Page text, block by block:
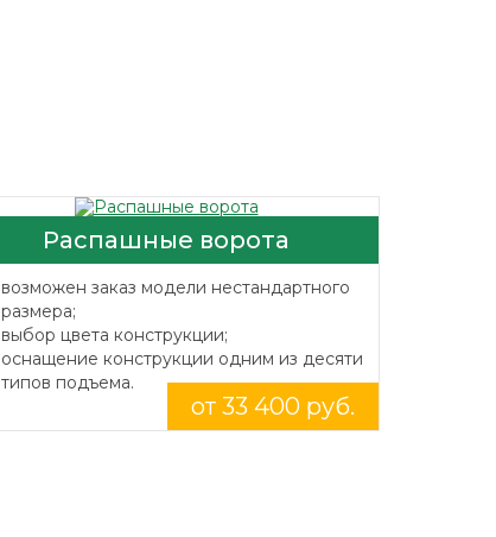
Распашные ворота
возможен заказ модели нестандартного
размера;
выбор цвета конструкции;
оснащение конструкции одним из десяти
типов подъема.
от 33 400 руб.